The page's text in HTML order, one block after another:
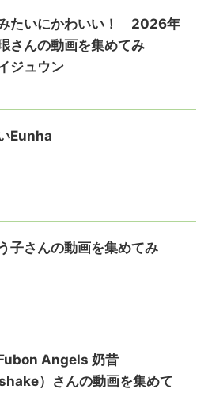
たいにかわいい！ 2026年
さんの動画を集めてみ
ジュウン
Eunha
子さんの動画を集めてみ
Angels 奶昔
）さんの動画を集めて